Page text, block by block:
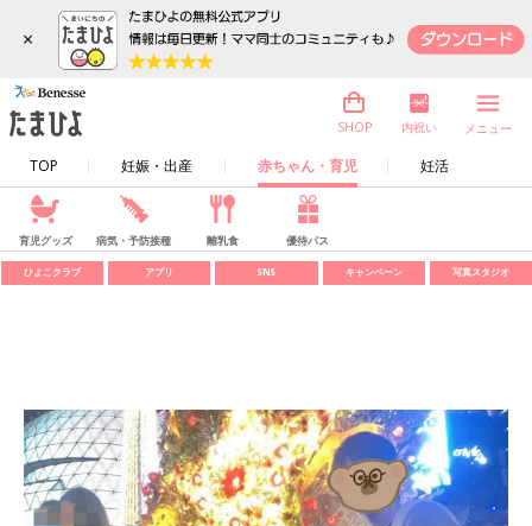
×
TOP 妊娠・出産 赤ちゃん・育児 妊活
SHOP 内祝い メニュー
育児グッズ 病気・予防接種 離乳食 優待パス
ひよこクラブ アプリ SNS キャンペーン 写真スタジオ